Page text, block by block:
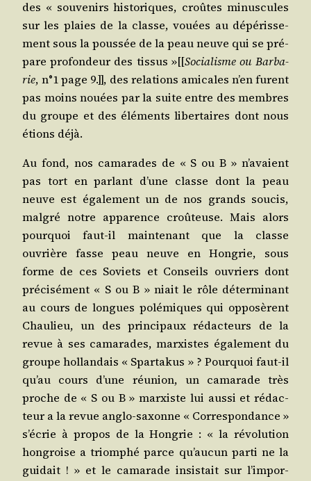
des « sou­ve­nirs his­to­riques, croûtes minus­cules
sur les plaies de la classe, vouées au dépé­ris­se­
ment sous la pous­sée de la peau neuve qui se pré­
pare pro­fon­deur des tis­sus »[[Socia­lisme ou Bar­ba­
rie, n°1 page 9.]], des rela­tions ami­cales n’en furent
pas moins nouées par la suite entre des membres
du groupe et des élé­ments liber­taires dont nous
étions déjà.
Au fond, nos cama­rades de « S ou B » n’a­vaient
pas tort en par­lant d’une classe dont la peau
neuve est éga­le­ment un de nos grands sou­cis,
mal­gré notre appa­rence croû­teuse. Mais alors
pour­quoi faut-il main­te­nant que la classe
ouvrière fasse peau neuve en Hon­grie, sous
forme de ces Soviets et Conseils ouvriers dont
pré­ci­sé­ment « S ou B » niait le rôle déter­mi­nant
au cours de longues polé­miques qui oppo­sèrent
Chau­lieu, un des prin­ci­paux rédac­teurs de la
revue à ses cama­rades, mar­xistes éga­le­ment du
groupe hol­lan­dais « Spar­ta­kus » ? Pour­quoi faut-il
qu’au cours d’une réunion, un cama­rade très
proche de « S ou B » mar­xiste lui aus­si et rédac­
teur a la revue anglo-saxonne « Cor­res­pon­dance »
s’é­crie à pro­pos de la Hon­grie : « la révo­lu­tion
hon­groise a triom­phé parce qu’au­cun par­ti ne la
gui­dait ! » et le cama­rade insis­tait sur l’im­por­